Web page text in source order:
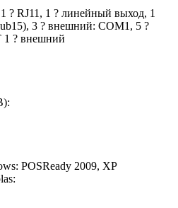
? RJ11, 1 ? линейный выход, 1
3 ? внешний: COM1, 5 ?
1 ? внешний
POSReady 2009, XP